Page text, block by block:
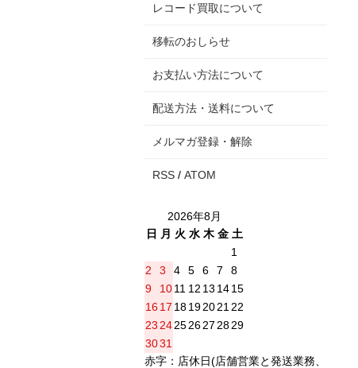
レコード買取について
移転のおしらせ
お支払い方法について
配送方法・送料について
メルマガ登録・解除
RSS / ATOM
2026年8月
日
月 火 水 木 金 土
1
2
3 4 5 6 7
8
9
1011 12 13 1415
16 17 18192021 22
23 24252627 2829
3031
赤字：店休日(店舗営業と発送業務、